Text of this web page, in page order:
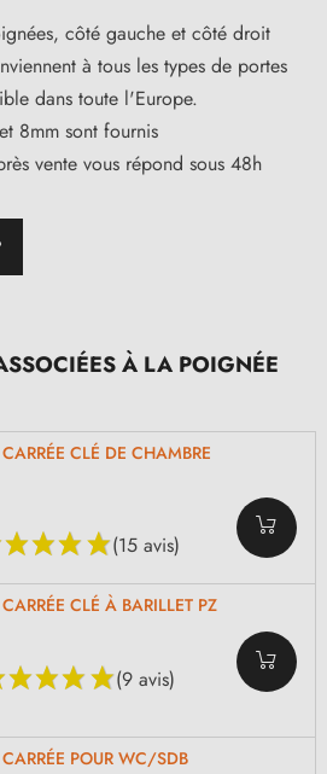
côté gauche et côté droit
à tous les types de portes
dans toute l'Europe.
8mm sont fournis
vente vous répond sous 48h
À LA POIGNÉE
CLÉ DE CHAMBRE
(15 avis)
CLÉ À BARILLET PZ
(9 avis)
POUR WC/SDB